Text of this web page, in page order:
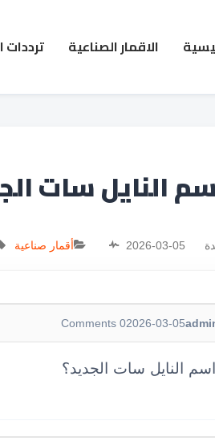
الاقمار الصناعية ترددات
النايل سات
2026-03-05 أقمار صناعية
2026-03-05
0
النايل سات الجديد؟